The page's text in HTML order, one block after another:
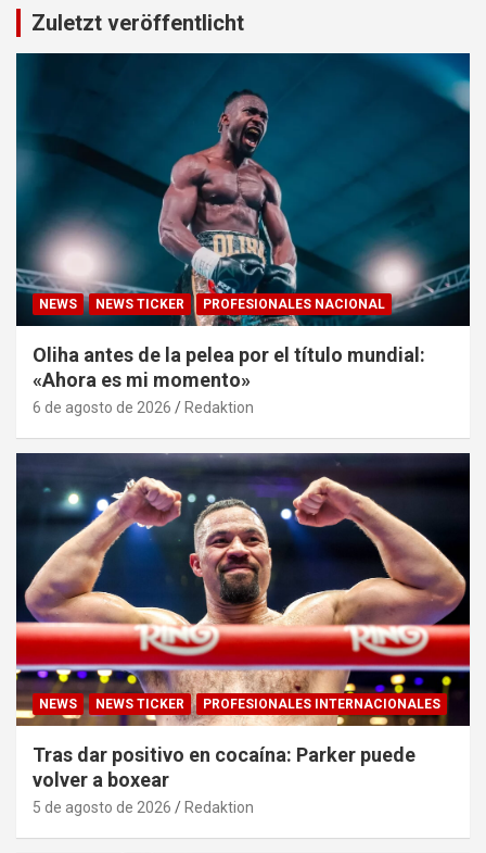
Zuletzt veröffentlicht
NEWS NEWS TICKER PROFESIONALES NACIONAL
Oliha antes de la pelea por el título mundial:
«Ahora es mi momento»
6 de agosto de 2026 Redaktion
NEWS NEWS TICKER PROFESIONALES INTERNACIONALES
Tras dar positivo en cocaína: Parker puede
volver a boxear
5 de agosto de 2026 Redaktion